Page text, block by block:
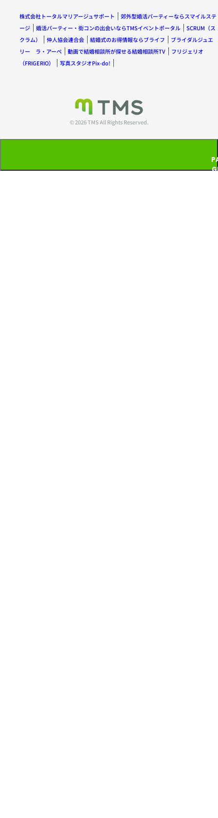
株式会社トータルマリアージュサポート
郊外型婚活パーティーならスマイルステ
ージ
婚活パーティー・街コンの出会いならTMSイベントポータル
SCRUM（ス
クラム）
仲人協会連合会 結婚式のお得情報ならブライフ
ブライダルジュエ
リー ラ・アーペ
動画で結婚相談所が探せる結婚相談所TV
フリジェリオ
（FRIGERIO）
写真スタジオPix-do!
© 2026 TMS All Rights Reserved.